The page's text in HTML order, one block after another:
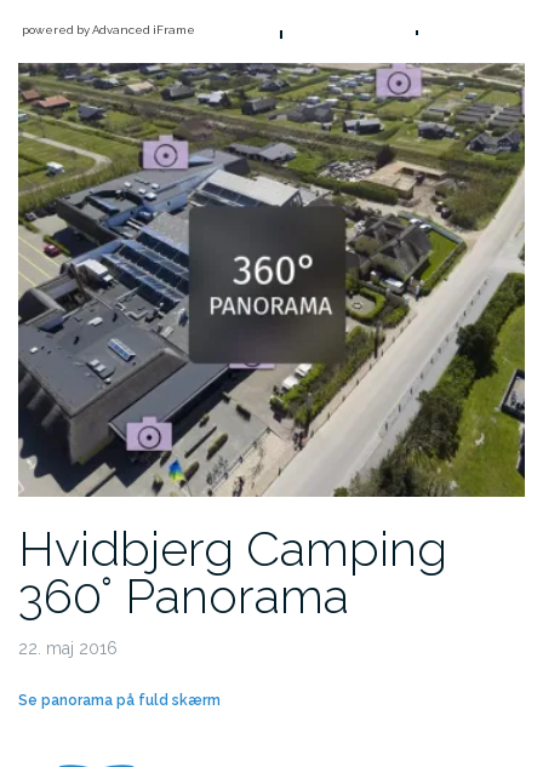
powered by Advanced iFrame
Hvidbjerg Camping
360° Panorama
22. maj 2016
Se panorama på fuld skærm